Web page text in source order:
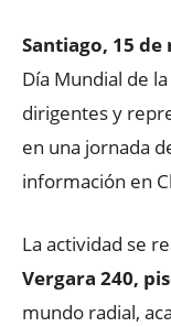
Santiago, 15 de
Día Mundial de
dirigentes y
en una jornada
información en
La actividad se
Vergara 240,
mundo radial,